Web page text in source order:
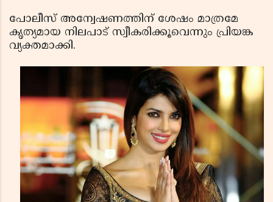
പോലീസ് അന്വേഷണത്തിന് ശേഷം മാത്രമേ
കൃത്യമായ നിലപാട് സ്വീകരിക്കൂവെന്നും പ്രിയങ്ക
വ്യക്തമാക്കി.